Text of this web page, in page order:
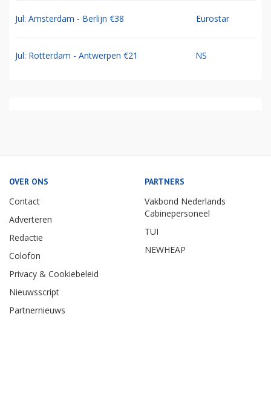
Jul: Amsterdam - Berlijn €38 Eurostar
Jul: Rotterdam - Antwerpen €21 NS
OVER ONS
Contact
Adverteren
Redactie
Colofon
Privacy & Cookiebeleid
Nieuwsscript
Partnernieuws
PARTNERS
Vakbond Nederlands
Cabinepersoneel
TUI
NEWHEAP